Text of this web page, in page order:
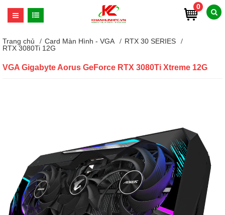
0
Trang chủ Card Màn Hình - VGA
RTX 30 SERIES
RTX 3080Ti 12G
VGA Gigabyte Aorus GeForce RTX 3080Ti Xtreme 12G